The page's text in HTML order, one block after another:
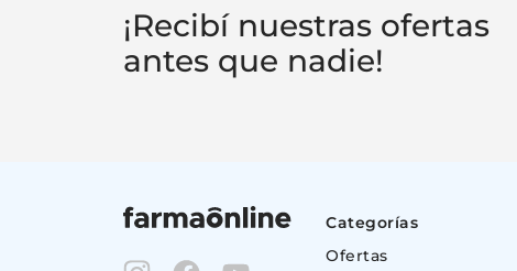
¡Recibí nuestras ofertas
antes que nadie!
Categorías
Ofertas